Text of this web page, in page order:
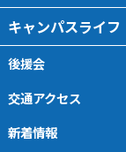
キャンパスライフ
後援会
交通アクセス
新着情報